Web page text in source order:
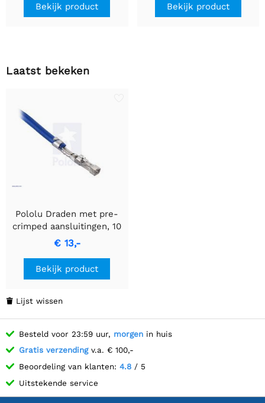
Bekijk product Bekijk product
Laatst bekeken
Pololu Draden met pre-
crimped aansluitingen, 10
stuks MM 12" Geel
€ 13,-
Bekijk product
 Lijst wissen
Besteld voor 23:59 uur, morgen in huis
Gratis verzendingv.a. € 100,-
Beoordeling van klanten: 4.8 / 5
Uitstekende service